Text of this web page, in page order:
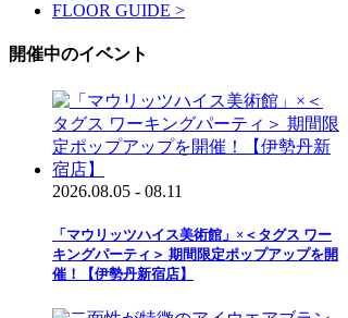
FLOOR GUIDE >
開催中のイベント
2026.08.05 - 08.11
「マウリッツハイス美術館」×＜タグス ワー
キングパーティ＞ 期間限定ポップアップを開
催！【伊勢丹新宿店】